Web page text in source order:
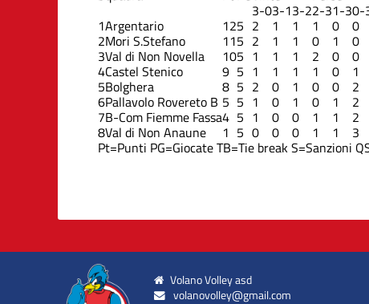
3-03-13-22-31-30-
1Argentario 125 2 1 1 1 0 0
2Mori S.Stefano 115 2 1 1 0 1 0
3Val di Non Novella 105 1 1 1 2 0 0
4Castel Stenico 9 5 1 1 1 1 0 1
5Bolghera 8 5 2 0 1 0 0 2
6Pallavolo Rovereto B 5 5 1 0 1 0 1 2
7B-Com Fiemme Fassa4 5 1 0 0 1 1 2
8Val di Non Anaune 1 5 0 0 0 1 1 3
Pt=Punti PG=GiocateTB=Tie breakS=Sanzioni
Volano Volley asd
volanovolley@gmail.com